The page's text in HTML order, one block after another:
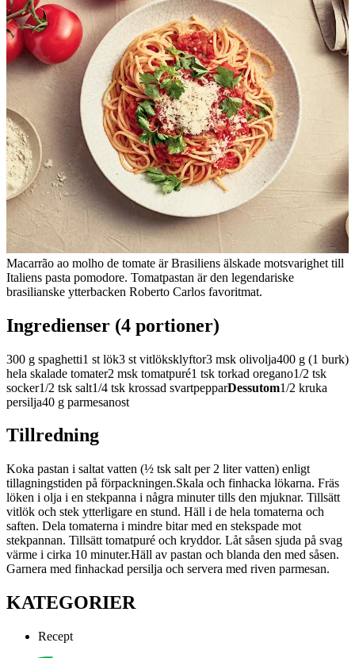
Macarrão ao molho de tomate är Brasiliens älskade motsvarighet till
Italiens pasta pomodore. Tomatpastan är den legendariske
brasilianske ytterbacken Roberto Carlos favoritmat.
Ingredienser (4 portioner)
300 g spaghetti1 st lök3 st vitlöksklyftor3 msk olivolja400 g (1 burk)
hela skalade tomater2 msk tomatpuré1 tsk torkad oregano1/2 tsk
socker1/2 tsk salt1/4 tsk krossad svartpepparDessutom1/2 kruka
persilja40 g parmesanost
Tillredning
Koka pastan i saltat vatten (½ tsk salt per 2 liter vatten) enligt
tillagningstiden på förpackningen.Skala och finhacka lökarna. Fräs
löken i olja i en stekpanna i några minuter tills den mjuknar. Tillsätt
vitlök och stek ytterligare en stund. Häll i de hela tomaterna och
saften. Dela tomaterna i mindre bitar med en stekspade mot
stekpannan. Tillsätt tomatpuré och kryddor. Låt såsen sjuda på svag
värme i cirka 10 minuter.Häll av pastan och blanda den med såsen.
Garnera med finhackad persilja och servera med riven parmesan.
KATEGORIER
Recept